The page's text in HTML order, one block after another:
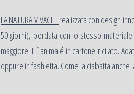
LA NATURA VIVACE realizzata con design
50 giorni), bordata con lo stesso
maggiore. L´anima é in cartone ricilato.
oppure in fashietta. Come la ciabatta